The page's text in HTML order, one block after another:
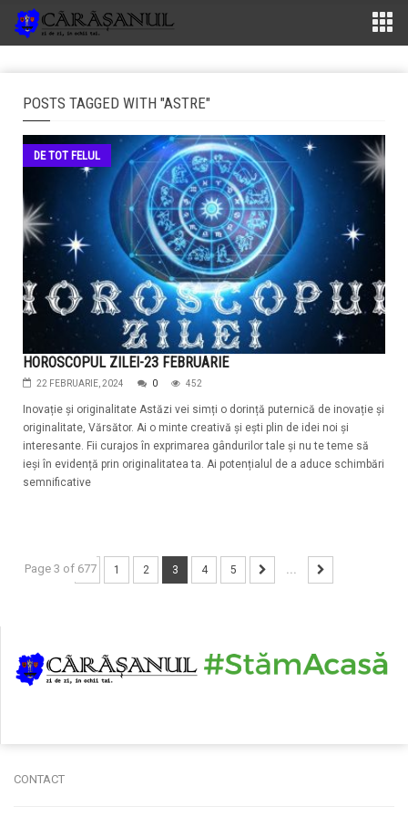
POSTS TAGGED WITH "ASTRE"
DE TOT FELUL
HOROSCOPUL ZILEI-23 FEBRUARIE
22 FEBRUARIE, 2024 0 452
Inovație și originalitate Astăzi vei simți o dorință puternică de inovație și
originalitate, Vărsător. Ai o minte creativă și ești plin de idei noi și
interesante. Fii curajos în exprimarea gândurilor tale și nu te teme să
ieși în evidență prin originalitatea ta. Ai potențialul de a aduce schimbări
semnificative
Page 3 of 677 1 2 3 4 5 ...
CONTACT